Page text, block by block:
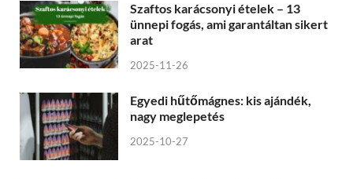
Szaftos karácsonyi ételek – 13
ünnepi fogás, ami garantáltan sikert
arat
2025-11-26
Egyedi hűtőmágnes: kis ajándék,
nagy meglepetés
2025-10-27